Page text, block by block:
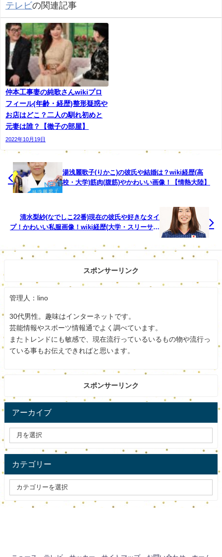
まずは夫です。
名前：中治勝
生年月日：1963年
年齢：56歳
学歴：大卒
職業：すし職人。４代目親方
明治時代から125年続いてきたこの店の四代目です。
大学卒業後は、自動車メーカーに就職が決まっていたが、
いくつかの和食店で研鑽を積んだ後、この店の店主となり
妻です。
名前：中治みえ子
夫婦二人だけで、店を切り盛りしています。
調理補助も掃除・洗濯の手伝いも雇っていません。
『ミシュランガイド東京』に10年連続二つ星で掲載され、
1年以上先まで予約が取れない人気です。
スポンサードリンク
テレビの関連記事
仲本工事妻の純歌さんwikiプロ
フィール(年齢・経歴)整形疑惑や
お店はどこ？二人の馴れ初めと
元妻は誰？【徹子の部屋】
2022年10月19日
湯浅麗歌子(りかこ)の彼氏や結婚は？wiki経歴(高
校・大学)筋肉(腹筋)やかわいい画像！【情熱大陸】
清水梨紗(なでしこ22番)現在の彼氏や好きなタイ
プ！かわいい私服画像！wiki経歴(大学・スリーサイ
スポンサーリンク
管理人：lino
30代男性。趣味はインターネットです。
芸能情報やスポーツ情報通でよく調べています。
またトレンドにも敏感で、現在流行っているいるもの物や流行っ
ている事もお伝えできればと思います。
スポンサーリンク
アーカイブ
カテゴリー